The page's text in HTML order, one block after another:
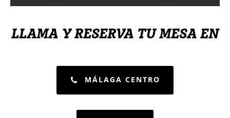
LLAMA Y RESERVA TU MESA EN
MÁLAGA CENTRO